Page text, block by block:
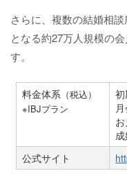
さらに、複数の結婚相
となる約27万人規模の
す。
料金体系 （税込）
※IBJプラン
公式サイト